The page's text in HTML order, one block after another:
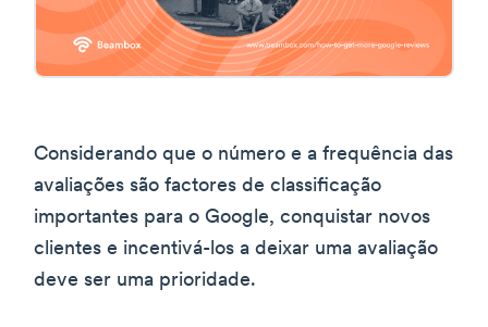
Considerando que o número e a frequência das
avaliações são factores de classificação
importantes para o Google, conquistar novos
clientes e incentivá-los a deixar uma avaliação
deve ser uma prioridade.